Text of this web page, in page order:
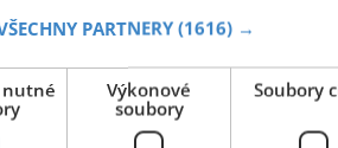
Dokáže spolupracovat s
kolonizaci nových území,“
mezinárodního týmu.
PARTNERY (1616) →
nutné
Výkonové
soubory
Soubory